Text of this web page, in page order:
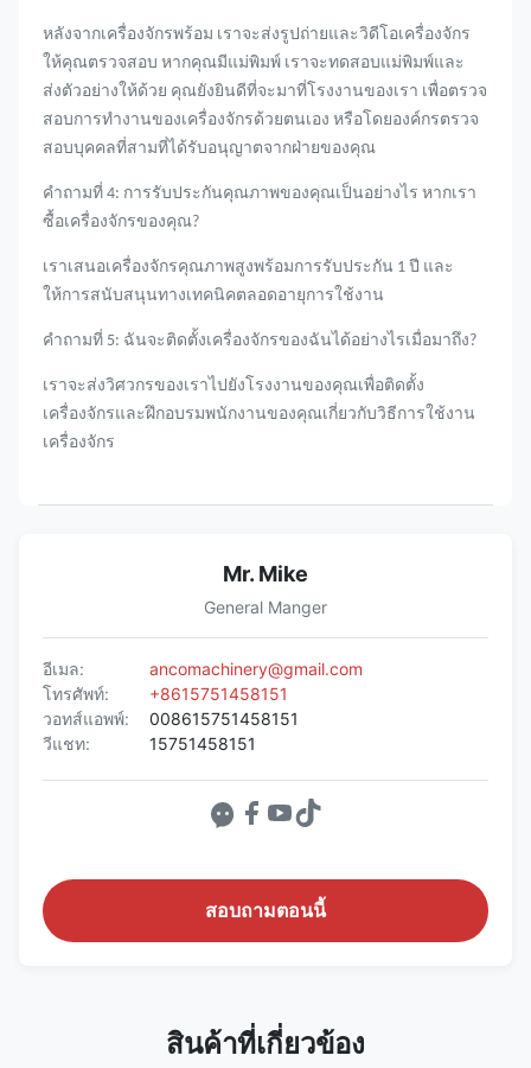
หลังจากเครื่องจักรพร้อม เราจะส่งรูปถ่ายและวิดีโอเครื่องจักร
ให้คุณตรวจสอบ หากคุณมีแม่พิมพ์ เราจะทดสอบแม่พิมพ์และ
ส่งตัวอย่างให้ด้วย คุณยังยินดีที่จะมาที่โรงงานของเรา เพื่อตรวจ
สอบการทำงานของเครื่องจักรด้วยตนเอง หรือโดยองค์กรตรวจ
สอบบุคคลที่สามที่ได้รับอนุญาตจากฝ่ายของคุณ
คำถามที่ 4: การรับประกันคุณภาพของคุณเป็นอย่างไร หากเรา
ซื้อเครื่องจักรของคุณ?
เราเสนอเครื่องจักรคุณภาพสูงพร้อมการรับประกัน 1 ปี และ
ให้การสนับสนุนทางเทคนิคตลอดอายุการใช้งาน
คำถามที่ 5: ฉันจะติดตั้งเครื่องจักรของฉันได้อย่างไรเมื่อมาถึง?
เราจะส่งวิศวกรของเราไปยังโรงงานของคุณเพื่อติดตั้ง
เครื่องจักรและฝึกอบรมพนักงานของคุณเกี่ยวกับวิธีการใช้งาน
เครื่องจักร
Mr. Mike
General Manger
อีเมล:
ancomachinery@gmail.com
โทรศัพท์:
+8615751458151
วอทส์แอพพ์:
008615751458151
วีแชท:
15751458151
สอบถามตอนนี้
สินค้าที่เกี่ยวข้อง